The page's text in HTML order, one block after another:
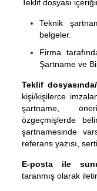
Teklif dosyası
Teknik
belgeler.
Firma
Şartname ve
Teklif
kişi/kişilerce
şartname,
özgeçmişlerde
şartnamesinde
referans yazısı,
E-posta ile
taranmış olarak